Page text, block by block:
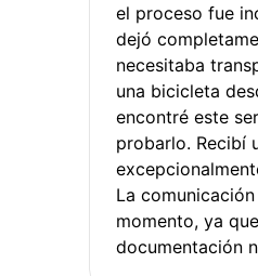
el proceso fue
dejó
necesitaba
una bicicleta
encontré este
probarlo. Recibí
La
momento, ya
documentación